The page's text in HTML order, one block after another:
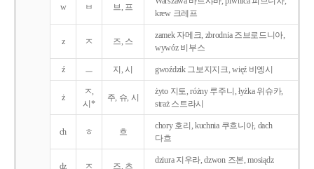
w ㅂ 브, 프
krew 크레프
z ㅈ 즈, 스
zamek 자메크, zbrodnia 즈브로드니아,
wywóz 비부스
ź ㅡ 지, 시 gwoździk 그보지지크, więź 비엥시
ż
ㅈ,
시*
주, 슈, 시
żyto 지토, różny 루주니, łyżka 위슈카,
straż 스트라시
ch ㅎ 흐
chory 호리, kuchnia 쿠흐니아, dach
다흐
dz ㅈ 즈, 츠
dziura 지우라, dzwon 즈본, mosiądz